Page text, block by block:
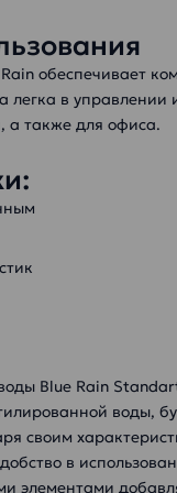
обеспечивает
легка в управлении
а также для офиса.
Blue Rain
воды,
своим
в
элементами